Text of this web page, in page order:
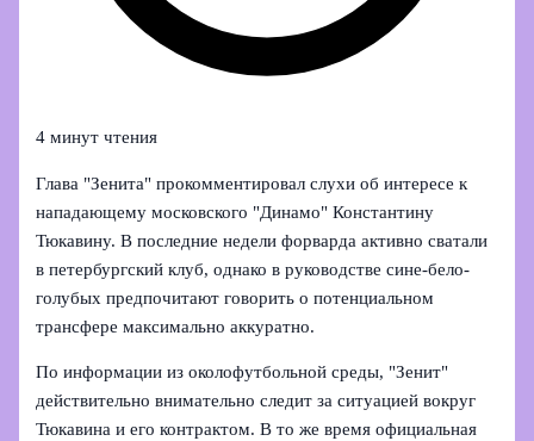
4 минут чтения
Глава "Зенита" прокомментировал слухи об интересе к
нападающему московского "Динамо" Константину
Тюкавину. В последние недели форварда активно сватали
в петербургский клуб, однако в руководстве сине-бело-
голубых предпочитают говорить о потенциальном
трансфере максимально аккуратно.
По информации из околофутбольной среды, "Зенит"
действительно внимательно следит за ситуацией вокруг
Тюкавина и его контрактом. В то же время официальная